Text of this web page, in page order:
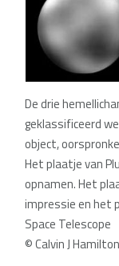
De drie
geklassificeerd
object,
Het plaatje van
opnamen. Het
impressie en het
Space Telescope
© Calvin J